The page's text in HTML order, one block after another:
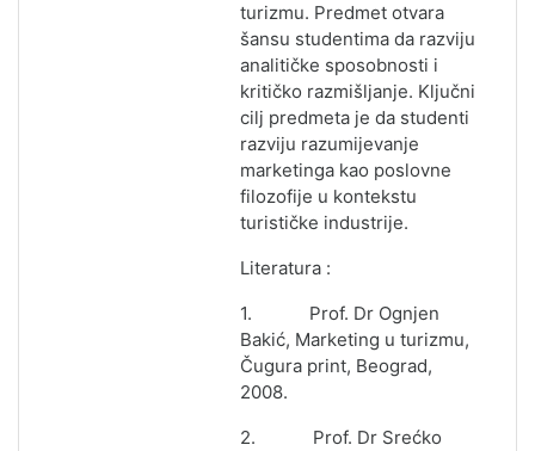
turizmu. Predmet otvara
šansu studentima da razviju
analitičke sposobnosti i
kritičko razmišljanje. Ključni
cilj predmeta je da studenti
razviju razumijevanje
marketinga kao poslovne
filozofije u kontekstu
turističke industrije.
Literatura :
1. Prof. Dr Ognjen
Bakić, Marketing u turizmu,
Čugura print, Beograd,
2008.
2. Prof. Dr Srećko